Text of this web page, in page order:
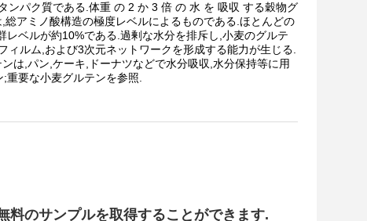
ンパク質である.体重 の 2 か 3 倍 の 水 を 吸収 する穀物グ
アミノ酸構造の極度レベルによるものである.ほとんどの
ベルが約10%である.過剰な水分を排斥し,小麦のグルテ
ルム,および3次元ネットワークを形成する能力が生じる.
は,パン,ケーキ,ドーナツなどで水分吸収,水分保持等に用
要な小麦グルテンを参照.
料のサンプルを取得することができます.